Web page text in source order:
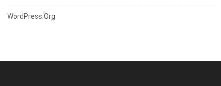
WordPress.org